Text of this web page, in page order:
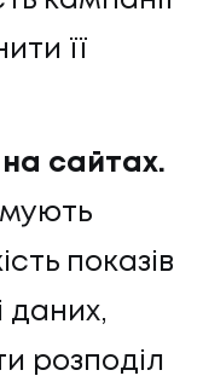
її
сайтах.
показів
даних,
розподіл